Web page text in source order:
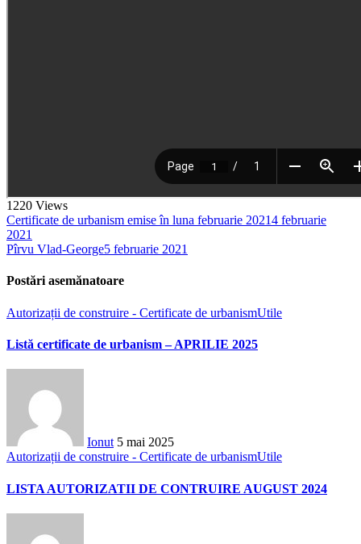
1220 Views
Certificate de urbanism emise în luna februarie 20214 februarie
2021
Pîrvu Vlad-George5 februarie 2021
Postări asemănatoare
Autorizații de construire - Certificate de urbanismUtile
Listă certificate de urbanism – APRILIE 2025
Ionut 5 mai 2025
Autorizații de construire - Certificate de urbanismUtile
LISTA AUTORIZATII DE CONTRUIRE AUGUST 2024